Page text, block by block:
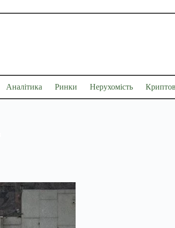
Аналітика Ринки Нерухомість